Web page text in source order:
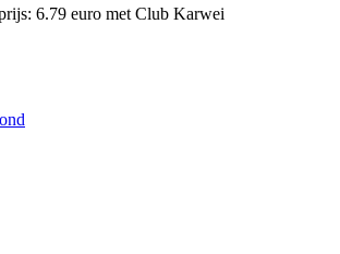
6.79 euro met Club Karwei